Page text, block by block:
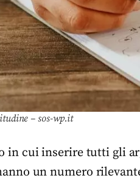
– sos-wp.it
in cui inserire tutti gli
un numero